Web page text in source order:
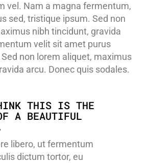
vel. Nam a magna fermentum,
sed, tristique ipsum. Sed non
nibh tincidunt, gravida
velit sit amet purus
non lorem aliquet, maximus
arcu. Donec quis sodales.
THIS IS THE
A BEAUTIFUL
libero, ut fermentum
dictum tortor, eu